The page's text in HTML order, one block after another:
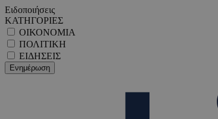
Ειδοποιήσεις
ΚΑΤΗΓΟΡΙΕΣ
ΟΙΚΟΝΟΜΙΑ
ΠΟΛΙΤΙΚΗ
ΕΙΔΗΣΕΙΣ